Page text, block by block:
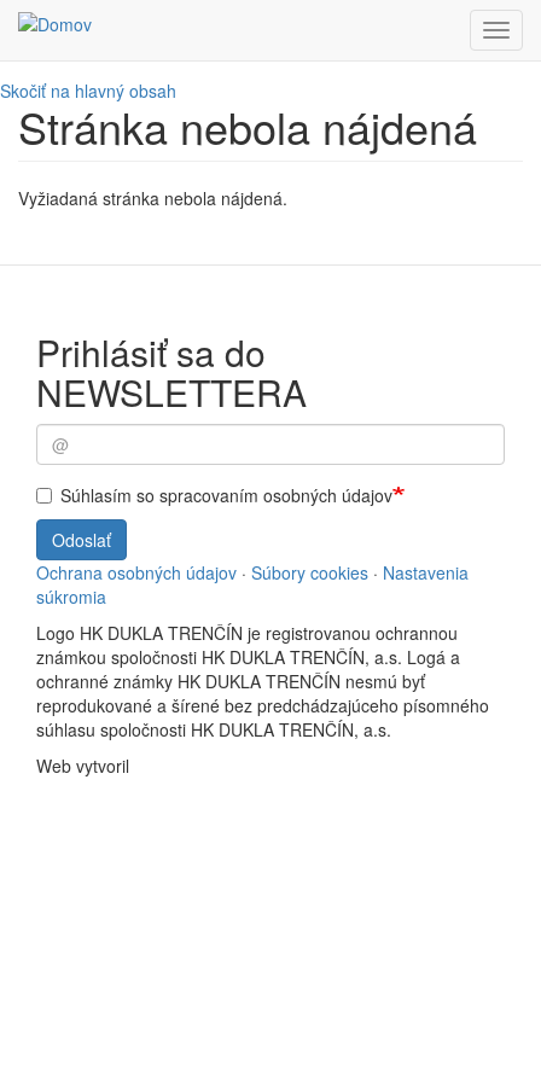
Skočiť na hlavný obsah
Stránka nebola nájdená
Vyžiadaná stránka nebola nájdená.
Prihlásiť sa do
NEWSLETTERA
Súhlasím so spracovaním osobných údajov
Odoslať
Ochrana osobných údajov · Súbory cookies · Nastavenia
súkromia
Logo HK DUKLA TRENČÍN je registrovanou ochrannou
známkou spoločnosti HK DUKLA TRENČÍN, a.s. Logá a
ochranné známky HK DUKLA TRENČÍN nesmú byť
reprodukované a šírené bez predchádzajúceho písomného
súhlasu spoločnosti HK DUKLA TRENČÍN, a.s.
Web vytvoril